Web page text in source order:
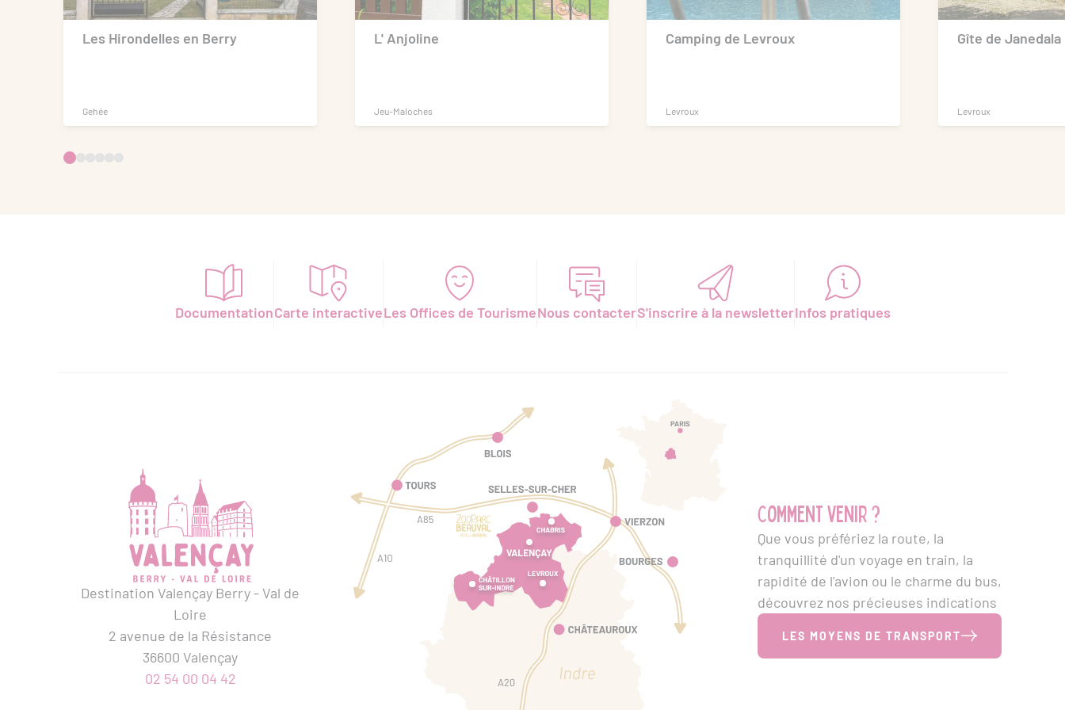
Les Hirondelles en Berry
Gehée
L' Anjoline
Jeu-Maloches
Camping de Levroux
Levroux
Gîte de Janedala
Levroux
DocumentationCarte interactiveLes Offices de TourismeNous contacterS'inscrire à la newsletterInfos pratiques
Destination Valençay Berry - Val de
Loire
2 avenue de la Résistance
36600 Valençay
02 54 00 04 42
Comment venir ?
Que vous préfériez la route, la
tranquillité d'un voyage en train, la
rapidité de l'avion ou le charme du bus,
découvrez nos précieuses indications
LES MOYENS DE TRANSPORT